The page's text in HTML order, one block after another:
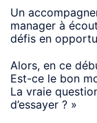
Un
manager à
défis en
Alors, en ce
Est-ce le bon
La vraie
d’essayer ? »